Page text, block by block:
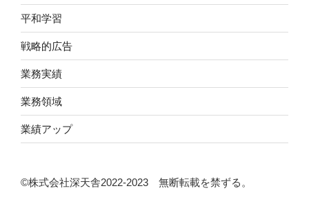
平和学習
戦略的広告
業務実績
業務領域
業績アップ
©株式会社深天舎2022‐2023 無断転載を禁ずる。